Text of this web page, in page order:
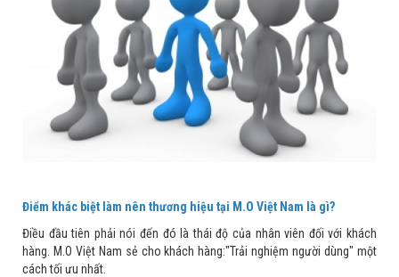
Điểm khác biệt làm nên thương hiệu tại M.O Việt Nam là gì?
Điều đầu tiên phải nói đến đó là thái độ của nhân viên đối với khách
hàng. M.O Việt Nam sẻ cho khách hàng:"Trải nghiệm người dùng" một
cách tối ưu nhất.